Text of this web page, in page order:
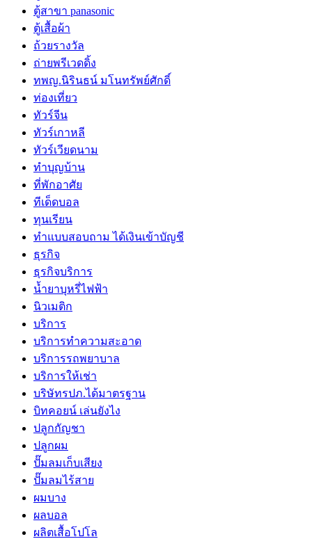
ตู้สาขา panasonic
ตู้เสื้อผ้า
ถ้วยรางวัล
ถ่ายพรีเวดดิ้ง
ทพญ.นิรินธน์ มโนทรัพย์ศักดิ์
ท่องเที่ยว
ทัวร์จีน
ทัวร์เกาหลี
ทัวร์เวียดนาม
ทำบุญบ้าน
ที่พักอาศัย
ทีเด็ดบอล
ทุนเรียน
ทําแบบสอบถาม ได้เงินเข้าบัญชี
ธุรกิจ
ธุรกิจบริการ
น้ำยาบุหรี่ไฟฟ้า
นิวเมติก
บริการ
บริการทำความสะอาด
บริการรถพยาบาล
บริการให้เช่า
บริษัทรปภ.ได้มาตรฐาน
บิทคอยน์ เล่นยังไง
ปลูกกัญชา
ปลูกผม
ปั๊มลมเก็บเสียง
ปั๊มลมไร้สาย
ผมบาง
ผลบอล
ผลิตเสื้อโปโล